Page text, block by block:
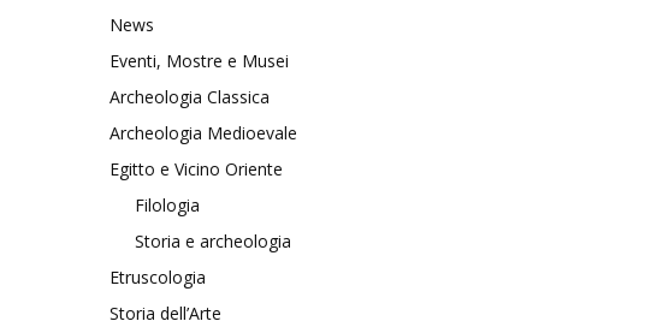
News
Eventi, Mostre e Musei
Archeologia Classica
Archeologia Medioevale
Egitto e Vicino Oriente
Filologia
Storia e archeologia
Etruscologia
Storia dell’Arte